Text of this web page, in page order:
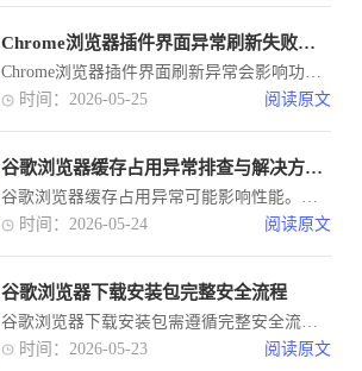
Chrome浏览器插件界面异常刷新失败的修复方法
Chrome浏览器插件界面刷新异常会影响功能使用，本文介绍多种有效修复方法，帮助用户快速恢复插件正常显示，提升使用体验。
时间：2026-05-25
阅读原文
谷歌浏览器缓存占用异常排查与解决方案案例
谷歌浏览器缓存占用异常可能影响性能。本案例展示排查与解决方案，帮助用户提升浏览器稳定性和整体运行效率。
时间：2026-05-24
阅读原文
谷歌浏览器下载安装包完整安全流程
谷歌浏览器下载安装包需遵循完整安全流程，通过操作教程保证下载与安装安全可靠。
时间：2026-05-23
阅读原文